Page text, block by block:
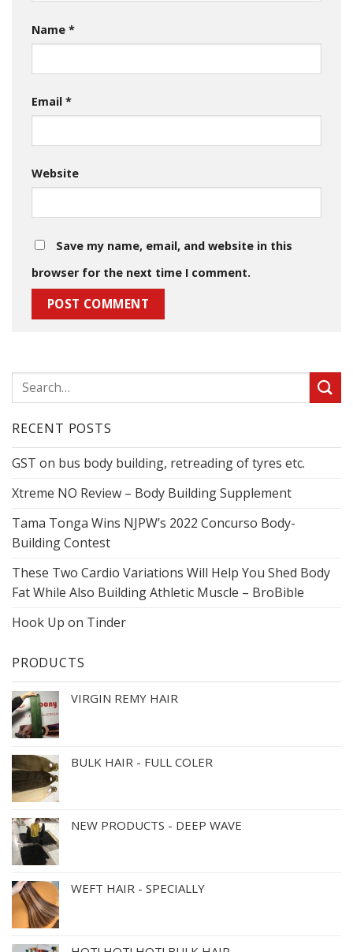
Name *
Email *
Website
Save my name, email, and website in this
browser for the next time I comment.
RECENT POSTS
GST on bus body building, retreading of tyres etc.
Xtreme NO Review – Body Building Supplement
Tama Tonga Wins NJPW’s 2022 Concurso Body-
Building Contest
These Two Cardio Variations Will Help You Shed Body
Fat While Also Building Athletic Muscle – BroBible
Hook Up on Tinder
PRODUCTS
VIRGIN REMY HAIR
BULK HAIR - FULL COLER
NEW PRODUCTS - DEEP WAVE
WEFT HAIR - SPECIALLY